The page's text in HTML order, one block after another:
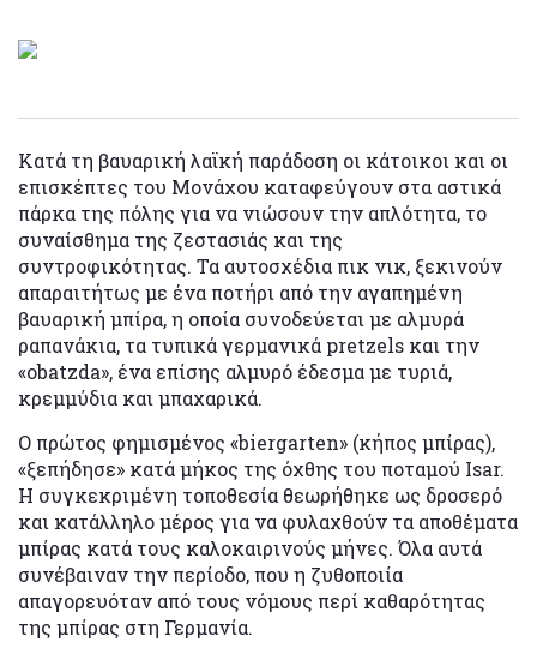
Κατά τη βαυαρική λαϊκή παράδοση οι κάτοικοι και οι
επισκέπτες του Μονάχου καταφεύγουν στα αστικά
πάρκα της πόλης για να νιώσουν την απλότητα, το
συναίσθημα της ζεστασιάς και της
συντροφικότητας. Τα αυτοσχέδια πικ νικ, ξεκινούν
απαραιτήτως με ένα ποτήρι από την αγαπημένη
βαυαρική μπίρα, η οποία συνοδεύεται με αλμυρά
ραπανάκια, τα τυπικά γερμανικά pretzels και την
«obatzda», ένα επίσης αλμυρό έδεσμα με τυριά,
κρεμμύδια και μπαχαρικά.
Ο πρώτος φημισμένος «biergarten» (κήπος μπίρας),
«ξεπήδησε» κατά μήκος της όχθης του ποταμού Isar.
Η συγκεκριμένη τοποθεσία θεωρήθηκε ως δροσερό
και κατάλληλο μέρος για να φυλαχθούν τα αποθέματα
μπίρας κατά τους καλοκαιρινούς μήνες. Όλα αυτά
συνέβαιναν την περίοδο, που η ζυθοποιία
απαγορευόταν από τους νόμους περί καθαρότητας
της μπίρας στη Γερμανία.